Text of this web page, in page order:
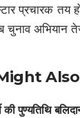
प्रचारक तय
चुनाव अभियान
की पुण्यतिथि